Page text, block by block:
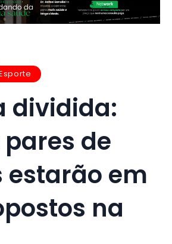
dividida:
de
estarão em
na